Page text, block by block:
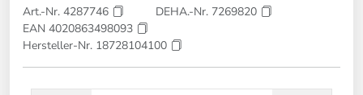
Art.-Nr. 4287746
DEHA.-Nr. 7269820
EAN 4020863498093
Hersteller-Nr. 18728104100